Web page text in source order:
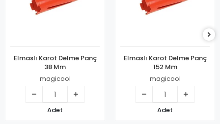
Elmaslı Karot Delme Panç
38 Mm
magicool
Adet
Elmaslı Karot Delme Panç
152 Mm
magicool
Adet